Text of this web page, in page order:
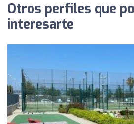
Otros perfiles que
interesarte